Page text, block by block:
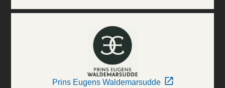
Prins Eugens Waldemarsudde